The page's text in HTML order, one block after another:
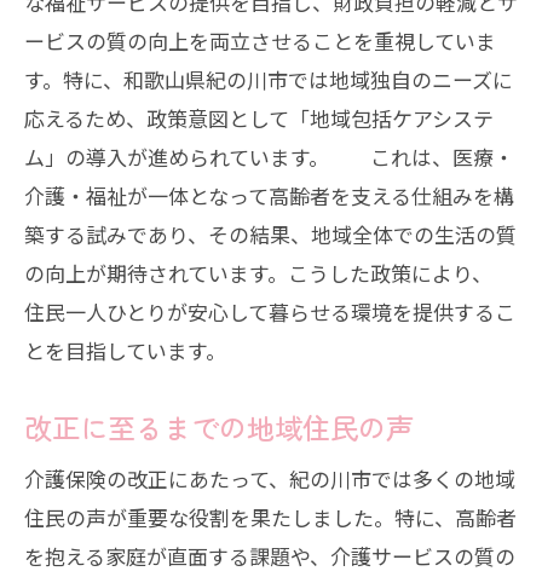
ービスの質の向上を両立させることを重視していま
す。特に、和歌山県紀の川市では地域独自のニーズに
応えるため、政策意図として「地域包括ケアシステ
ム」の導入が進められています。 これは、医療・
介護・福祉が一体となって高齢者を支える仕組みを構
築する試みであり、その結果、地域全体での生活の質
の向上が期待されています。こうした政策により、
住民一人ひとりが安心して暮らせる環境を提供するこ
とを目指しています。
改正に至るまでの地域住民の声
介護保険の改正にあたって、紀の川市では多くの地域
住民の声が重要な役割を果たしました。特に、高齢者
を抱える家庭が直面する課題や、介護サービスの質の